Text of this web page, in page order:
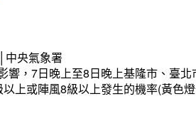
中央氣象署
響，7日晚上至8日晚上基隆市、臺
上或陣風8級以上發生的機率(黃色